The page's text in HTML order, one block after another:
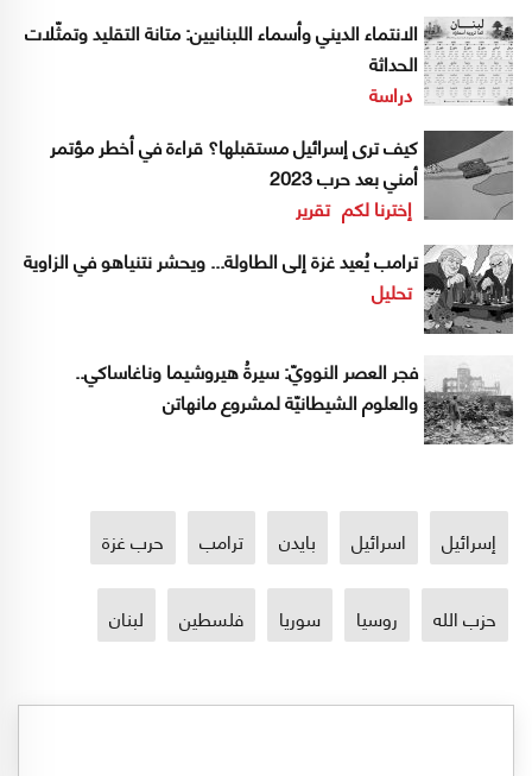
الانتماء الديني وأسماء اللبنانيين: متانة التقليد وتمثّلات
الحداثة
دراسة
كيف ترى إسرائيل مستقبلها؟ قراءة في أخطر مؤتمر
أمني بعد حرب 2023
إخترنا لكم تقرير
ترامب يُعيد غزة إلى الطاولة... ويحشر نتنياهو في الزاوية
تحليل
فجر العصر النوويّ: سيرةُ هيروشيما وناغاساكي..
والعلوم الشيطانيّة لمشروع مانهاتن
إسرائيل اسرائيل بايدن ترامب حرب غزة
حزب الله روسيا سوريا فلسطين لبنان